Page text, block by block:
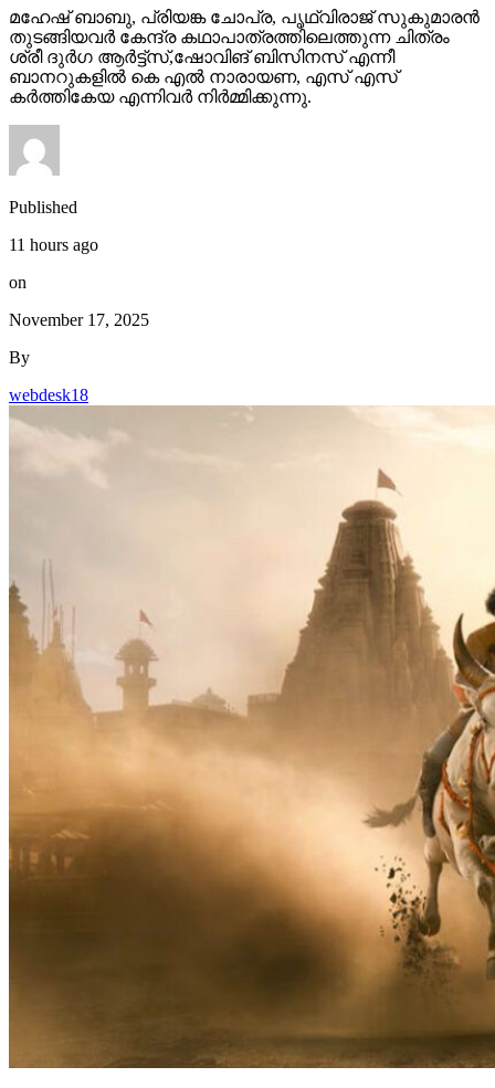
മഹേഷ് ബാബു, പ്രിയങ്ക ചോപ്ര, പൃഥ്വിരാജ് സുകുമാരൻ
തുടങ്ങിയവർ കേന്ദ്ര കഥാപാത്രത്തിലെത്തുന്ന ചിത്രം
ശ്രീ ദുർഗ ആർട്ട്സ്,ഷോവിങ് ബിസിനസ് എന്നീ
ബാനറുകളിൽ കെ എൽ നാരായണ, എസ് എസ്
കർത്തികേയ എന്നിവർ നിർമ്മിക്കുന്നു.
Published
11 hours ago
on
November 17, 2025
By
webdesk18